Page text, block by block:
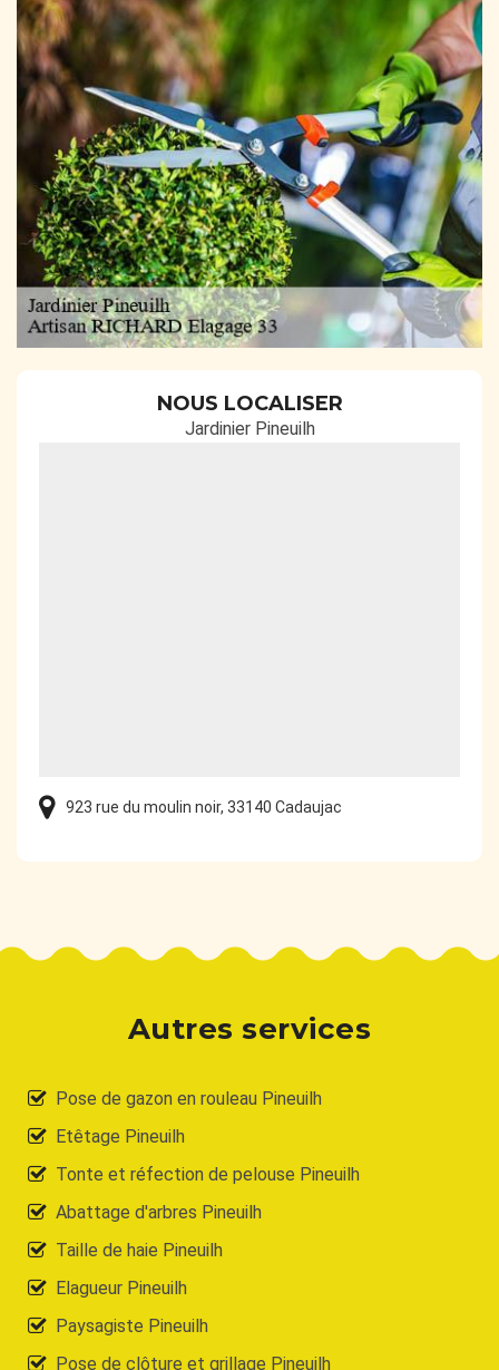
NOUS LOCALISER
Jardinier Pineuilh
923 rue du moulin noir, 33140 Cadaujac
Autres services
Pose de gazon en rouleau Pineuilh
Etêtage Pineuilh
Tonte et réfection de pelouse Pineuilh
Abattage d'arbres Pineuilh
Taille de haie Pineuilh
Elagueur Pineuilh
Paysagiste Pineuilh
Pose de clôture et grillage Pineuilh